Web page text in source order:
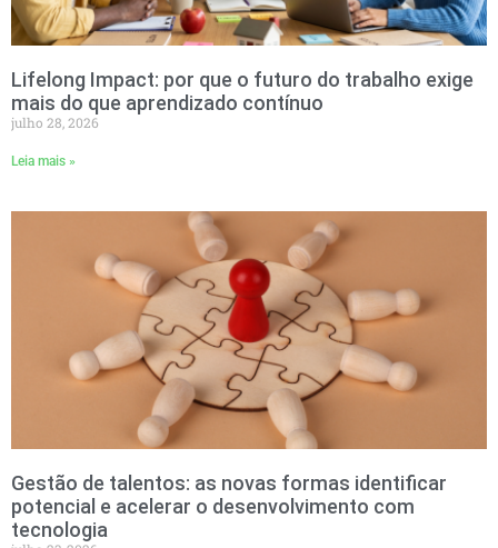
Lifelong Impact: por que o futuro do trabalho exige
mais do que aprendizado contínuo
julho 28, 2026
Leia mais »
Gestão de talentos: as novas formas identificar
potencial e acelerar o desenvolvimento com
tecnologia